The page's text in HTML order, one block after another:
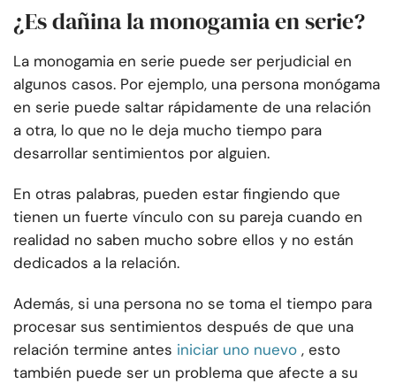
¿Es dañina la monogamia en serie?
La monogamia en serie puede ser perjudicial en
algunos casos. Por ejemplo, una persona monógama
en serie puede saltar rápidamente de una relación
a otra, lo que no le deja mucho tiempo para
desarrollar sentimientos por alguien.
En otras palabras, pueden estar fingiendo que
tienen un fuerte vínculo con su pareja cuando en
realidad no saben mucho sobre ellos y no están
dedicados a la relación.
Además, si una persona no se toma el tiempo para
procesar sus sentimientos después de que una
relación termine antes iniciar uno nuevo , esto
también puede ser un problema que afecte a su